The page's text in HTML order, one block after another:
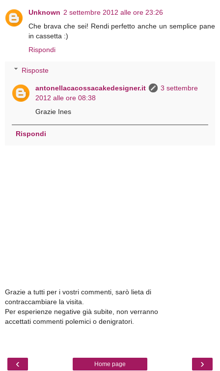
Unknown 2 settembre 2012 alle ore 23:26
Che brava che sei! Rendi perfetto anche un semplice pane
in cassetta :)
Rispondi
Risposte
antonellacacossacakedesigner.it
3 settembre
2012 alle ore 08:38
Grazie Ines
Rispondi
Grazie a tutti per i vostri commenti, sarò lieta di
contraccambiare la visita.
Per esperienze negative già subite, non verranno
accettati commenti polemici o denigratori.
‹ ›
Home page